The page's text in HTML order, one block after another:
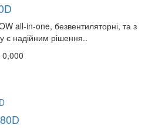
all-in-one, безвентиляторні, та з
є надійним рішення..